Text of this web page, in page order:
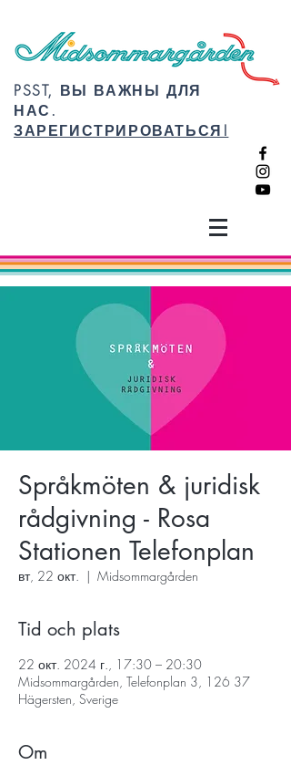
PSST, ВЫ ВАЖНЫ ДЛЯ
НАС.
ЗАРЕГИСТРИРОВАТЬСЯ!
Språkmöten & juridisk
rådgivning - Rosa
Stationen Telefonplan
вт, 22 окт.
  |
Midsommargården
Tid och plats
22 окт. 2024 г., 17:30 – 20:30
Midsommargården, Telefonplan 3, 126 37
Hägersten, Sverige
Om